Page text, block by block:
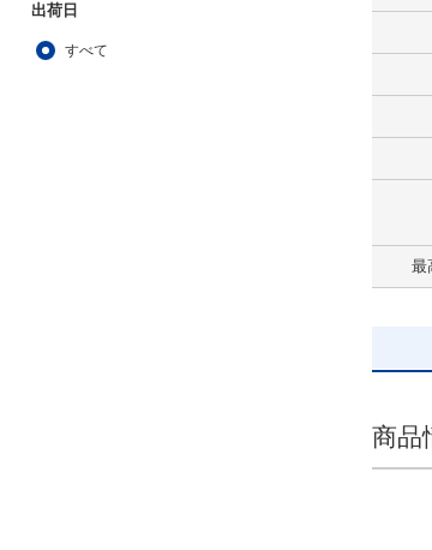
出荷日
すべて
最
商品